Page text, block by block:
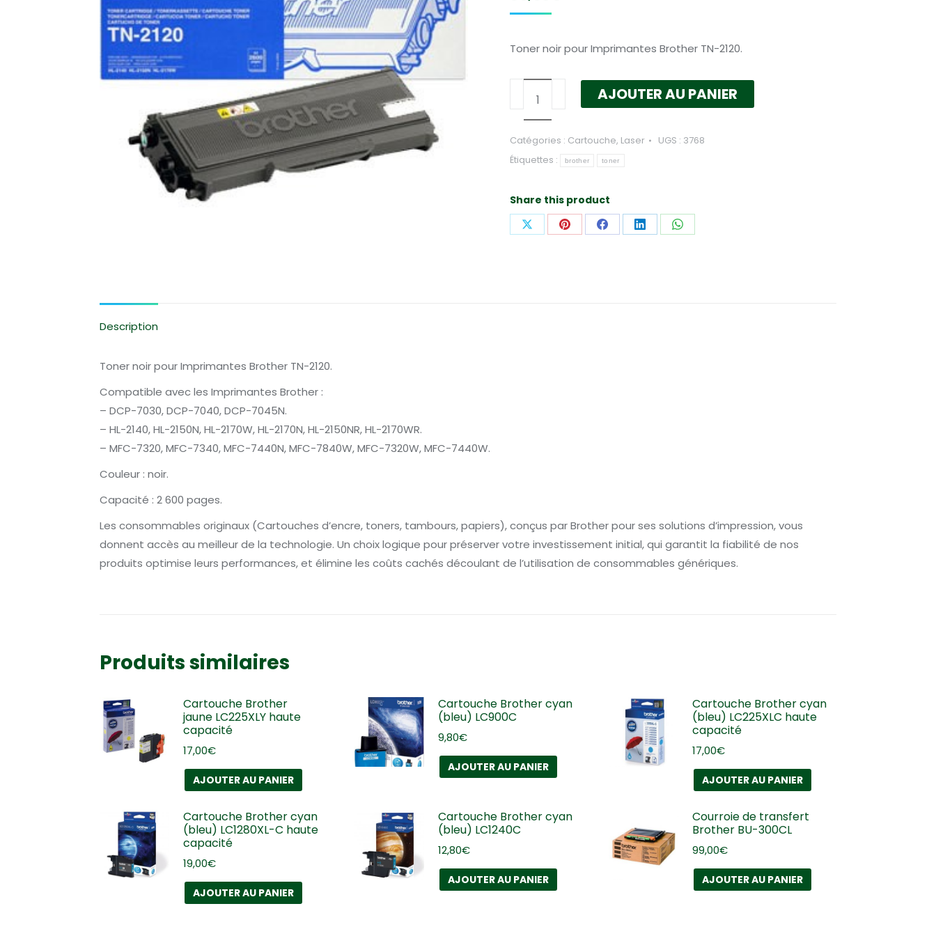
Toner noir pour Imprimantes Brother TN-2120.
Toner
Brother
noir
2120
AJOUTER AU PANIER
Catégories : Cartouche, Laser UGS : 3768
Étiquettes :
brother toner
Share this product
PartagerPartagerPartagerPartagerPartager
Description
Toner noir pour Imprimantes Brother TN-2120.
Compatible avec les Imprimantes Brother :
– DCP-7030, DCP-7040, DCP-7045N.
– HL-2140, HL-2150N, HL-2170W, HL-2170N, HL-2150NR, HL-2170WR.
– MFC-7320, MFC-7340, MFC-7440N, MFC-7840W, MFC-7320W, MFC-7440W.
Couleur : noir.
Capacité : 2 600 pages.
Les consommables originaux (Cartouches d’encre, toners, tambours, papiers), conçus par Brother pour ses solutions d’impression, vous
donnent accès au meilleur de la technologie. Un choix logique pour préserver votre investissement initial, qui garantit la fiabilité de nos
produits optimise leurs performances, et élimine les coûts cachés découlant de l’utilisation de consommables génériques.
Produits similaires
Cartouche Brother
jaune LC225XLY haute
capacité
17,00€
AJOUTER AU PANIER
Cartouche Brother cyan
(bleu) LC900C
9,80€
AJOUTER AU PANIER
Cartouche Brother cyan
(bleu) LC225XLC haute
capacité
17,00€
AJOUTER AU PANIER
Cartouche Brother cyan
(bleu) LC1280XL-C haute
capacité
19,00€
AJOUTER AU PANIER
Cartouche Brother cyan
(bleu) LC1240C
12,80€
AJOUTER AU PANIER
Courroie de transfert
Brother BU-300CL
99,00€
AJOUTER AU PANIER